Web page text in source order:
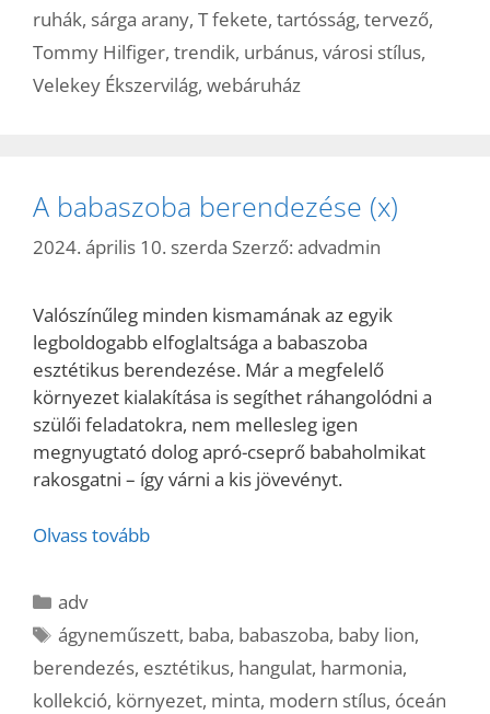
ruhák, sárga arany, T fekete, tartósság, tervező,
Tommy Hilfiger, trendik, urbánus, városi stílus,
Velekey Ékszervilág, webáruház
A babaszoba berendezése (x)
2024. április 10. szerda Szerző: advadmin
Valószínűleg minden kismamának az egyik
legboldogabb elfoglaltsága a babaszoba
esztétikus berendezése. Már a megfelelő
környezet kialakítása is segíthet ráhangolódni a
szülői feladatokra, nem mellesleg igen
megnyugtató dolog apró-cseprő babaholmikat
rakosgatni – így várni a kis jövevényt.
Olvass tovább
Kategória
adv
Címkék
ágyneműszett, baba, babaszoba, baby lion,
berendezés, esztétikus, hangulat, harmonia,
kollekció, környezet, minta, modern stílus, óceán